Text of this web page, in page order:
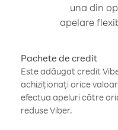
una din
apelare
Pachete de credit
Este adăugat credit
achiziționați orice
efectua apeluri către
reduse Viber.